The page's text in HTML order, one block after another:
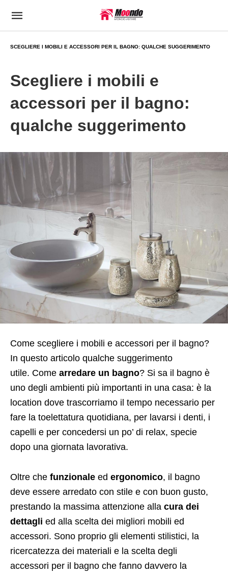
SCEGLIERE I MOBILI E ACCESSORI PER IL BAGNO: QUALCHE SUGGERIMENTO
Scegliere i mobili e
accessori per il bagno:
qualche suggerimento
Come scegliere i mobili e accessori per il bagno?
In questo articolo qualche suggerimento
utile. Come arredare un bagno? Si sa il bagno è
uno degli ambienti più importanti in una casa: è la
location dove trascorriamo il tempo necessario per
fare la toelettatura quotidiana, per lavarsi i denti, i
capelli e per concedersi un po’ di relax, specie
dopo una giornata lavorativa.
Oltre che funzionale ed ergonomico, il bagno
deve essere arredato con stile e con buon gusto,
prestando la massima attenzione alla cura dei
dettagli ed alla scelta dei migliori mobili ed
accessori. Sono proprio gli elementi stilistici, la
ricercatezza dei materiali e la scelta degli
accessori per il bagno che fanno davvero la